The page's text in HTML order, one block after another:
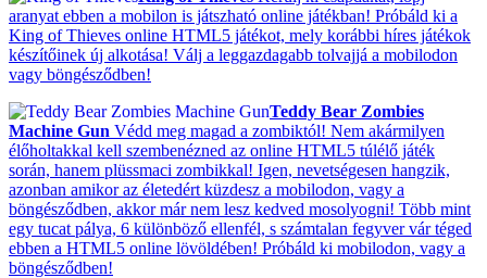
aranyat ebben a mobilon is játszható online játékban! Próbáld ki a
King of Thieves online HTML5 játékot, mely korábbi híres játékok
készítőinek új alkotása! Válj a leggazdagabb tolvajjá a mobilodon
vagy böngésződben!
Teddy Bear Zombies
Machine Gun Védd meg magad a zombiktól! Nem akármilyen
élőholtakkal kell szembenézned az online HTML5 túlélő játék
során, hanem plüssmaci zombikkal! Igen, nevetségesen hangzik,
azonban amikor az életedért küzdesz a mobilodon, vagy a
böngésződben, akkor már nem lesz kedved mosolyogni! Több mint
egy tucat pálya, 6 különböző ellenfél, s számtalan fegyver vár téged
ebben a HTML5 online lövöldében! Próbáld ki mobilodon, vagy a
böngésződben!